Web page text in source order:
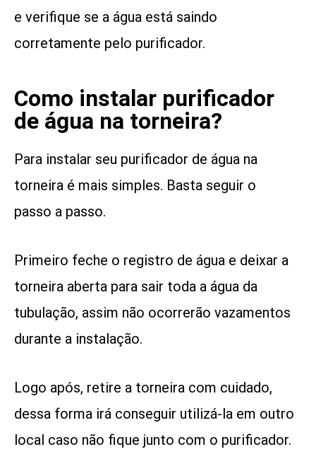
e verifique se a água está saindo
corretamente pelo purificador.
Como instalar purificador
de água na torneira?
Para instalar seu purificador de água na
torneira é mais simples. Basta seguir o
passo a passo.
Primeiro feche o registro de água e deixar a
torneira aberta para sair toda a água da
tubulação, assim não ocorrerão vazamentos
durante a instalação.
Logo após, retire a torneira com cuidado,
dessa forma irá conseguir utilizá-la em outro
local caso não fique junto com o purificador.